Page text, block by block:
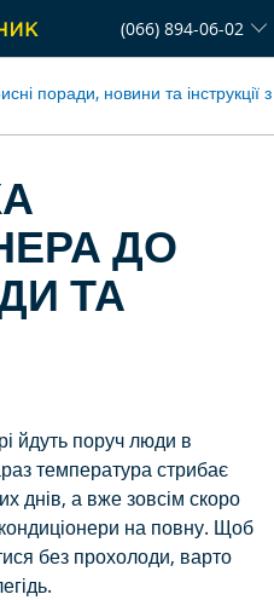
(066) 894-06-02
поради, новини та інструкції
ДО
ТА
йдуть поруч люди в
температура стрибає
днів, а вже зовсім скоро
на повну. Щоб
без прохолоди, варто